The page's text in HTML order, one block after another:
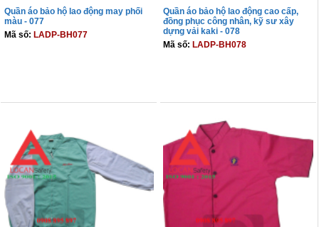
Quần áo bảo hộ lao động may phối
màu - 077
Mã số: LADP-BH077
Quần áo bảo hộ lao động cao cấp,
đồng phục công nhân, kỹ sư xây
dựng vải kaki - 078
Mã số: LADP-BH078